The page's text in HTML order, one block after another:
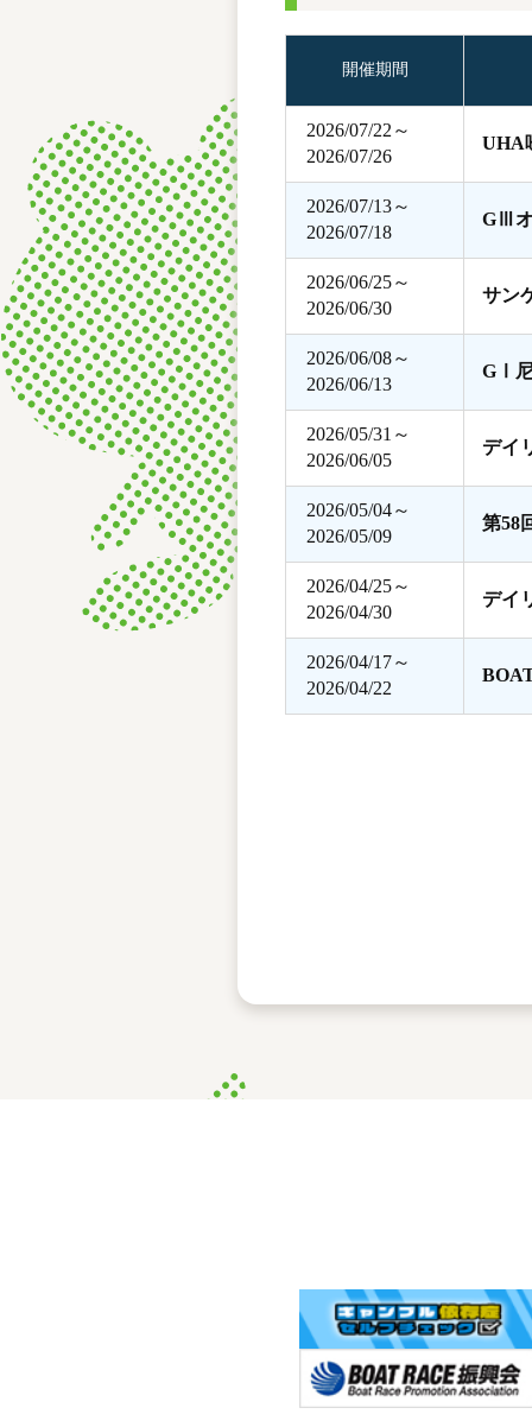
開催期間
2026/07/22～
2026/07/26
UHA
2026/07/13～
2026/07/18
GⅢオ
2026/06/25～
2026/06/30
サン
2026/06/08～
2026/06/13
GⅠ尼
2026/05/31～
2026/06/05
デイ
2026/05/04～
2026/05/09
第58
2026/04/25～
2026/04/30
デイ
2026/04/17～
2026/04/22